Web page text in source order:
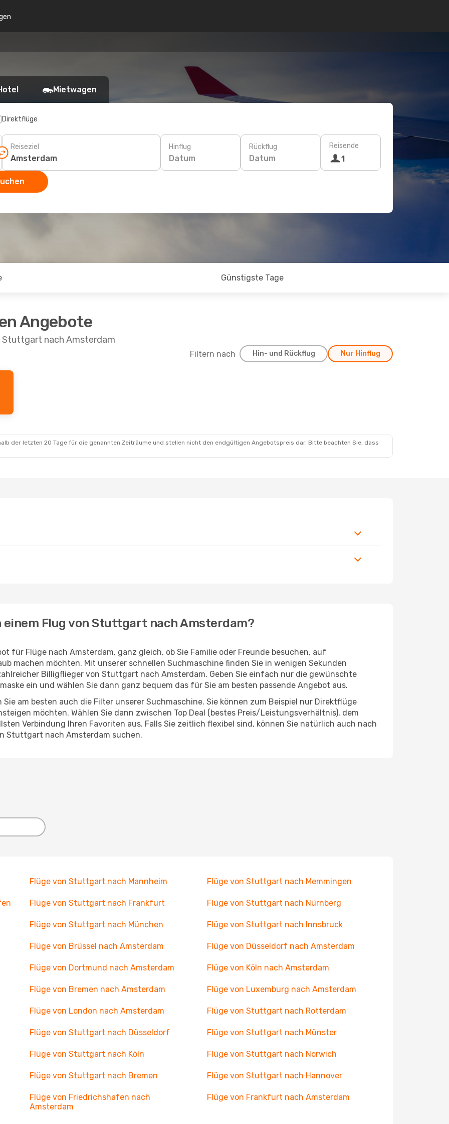
Mietwagen
Direktflüge
Reiseziel Hinflug
Datum
Rückflug
Datum
Reisende
1
Günstigste Tage
Angebote
Stuttgart nach Amsterdam
Filtern nach Hin- und Rückflug Nur Hinflug
der letzten 20 Tage für die genannten Zeiträume und stellen nicht den endgültigen Angebotspreis dar. Bitte beachten Sie, dass
einem Flug von Stuttgart nach Amsterdam?
für Flüge nach Amsterdam, ganz gleich, ob Sie Familie oder Freunde besuchen, auf
machen möchten. Mit unserer schnellen Suchmaschine finden Sie in wenigen Sekunden
Billigflieger von Stuttgart nach Amsterdam. Geben Sie einfach nur die gewünschte
ein und wählen Sie dann ganz bequem das für Sie am besten passende Angebot aus.
am besten auch die Filter unserer Suchmaschine. Sie können zum Beispiel nur Direktflüge
möchten. Wählen Sie dann zwischen Top Deal (bestes Preis/Leistungsverhältnis), dem
Verbindung Ihren Favoriten aus. Falls Sie zeitlich flexibel sind, können Sie natürlich auch nach
Stuttgart nach Amsterdam suchen.
Flüge von Stuttgart nach Mannheim Flüge von Stuttgart nach Memmingen
Flüge von Stuttgart nach Frankfurt Flüge von Stuttgart nach Nürnberg
Flüge von Stuttgart nach München Flüge von Stuttgart nach Innsbruck
Flüge von Brüssel nach Amsterdam Flüge von Düsseldorf nach Amsterdam
Flüge von Dortmund nach Amsterdam Flüge von Köln nach Amsterdam
Flüge von Bremen nach Amsterdam Flüge von Luxemburg nach Amsterdam
Flüge von London nach Amsterdam Flüge von Stuttgart nach Rotterdam
Flüge von Stuttgart nach Düsseldorf Flüge von Stuttgart nach Münster
Flüge von Stuttgart nach Köln Flüge von Stuttgart nach Norwich
Flüge von Stuttgart nach Bremen Flüge von Stuttgart nach Hannover
Flüge von Friedrichshafen nach
Amsterdam
Flüge von Frankfurt nach Amsterdam